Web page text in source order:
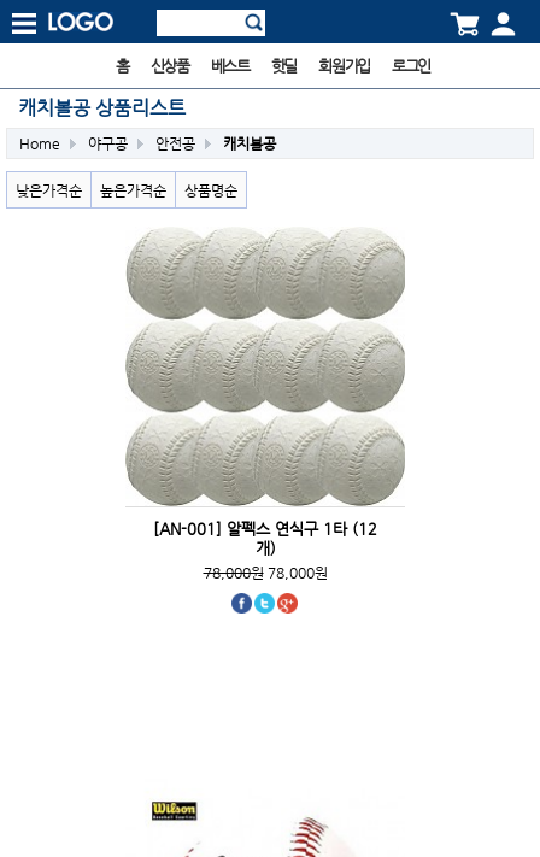
홈 신상품 베스트 핫딜 회원가입 로그인
캐치볼공 상품리스트
Home 야구공 안전공 캐치볼공
낮은가격순 높은가격순 상품명순
[AN-001] 알펙스 연식구 1타 (12
개)
78,000원78,000원